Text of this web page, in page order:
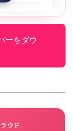
ーをダウ
ウド